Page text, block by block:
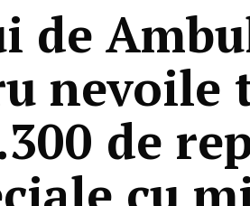
de
nevoile
de